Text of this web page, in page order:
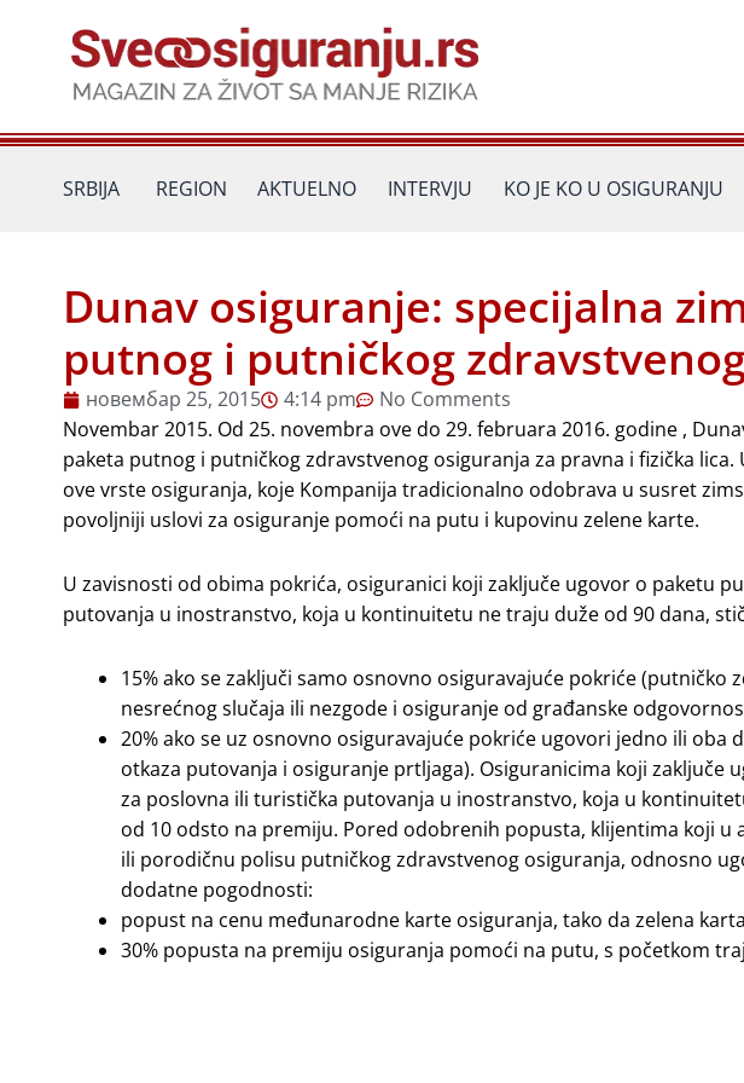
SRBIJA REGION AKTUELNO INTERVJU KO JE KO U OSIGURANJU
Dunav osiguranje: specijalna
putnog i putničkog
новембар 25, 2015 4:14 pm
No Comments
Novembar 2015. Od 25. novembra ove do 29. februara 2016. godine ,
paketa putnog i putničkog zdravstvenog osiguranja za pravna i fizička
ove vrste osiguranja, koje Kompanija tradicionalno odobrava u susret
povoljniji uslovi za osiguranje pomoći na putu i kupovinu zelene karte.
U zavisnosti od obima pokrića, osiguranici koji zaključe ugovor o paketu
putovanja u inostranstvo, koja u kontinuitetu ne traju duže od 90 dana,
15% ako se zaključi samo osnovno osiguravajuće pokriće
nesrećnog slučaja ili nezgode i osiguranje od građanske
20% ako se uz osnovno osiguravajuće pokriće ugovori jedno ili oba
otkaza putovanja i osiguranje prtljaga). Osiguranicima koji
za poslovna ili turistička putovanja u inostranstvo, koja u
od 10 odsto na premiju. Pored odobrenih popusta, klijentima koji u
ili porodičnu polisu putničkog zdravstvenog osiguranja, odnosno
dodatne pogodnosti:
popust na cenu međunarodne karte osiguranja, tako da zelena
30% popusta na premiju osiguranja pomoći na putu, s početkom